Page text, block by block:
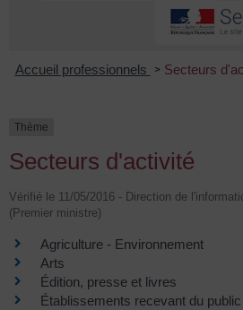
Accueil professionnels > Secteurs
Thème
Secteurs d'activité
Vérifié le 11/05/2016 - Direction de
(Premier ministre)
Agriculture - Environnement
Arts
Édition, presse et livres
Établissements recevant du